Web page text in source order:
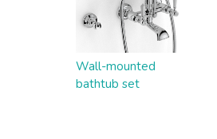
Wall-mounted
bathtub set